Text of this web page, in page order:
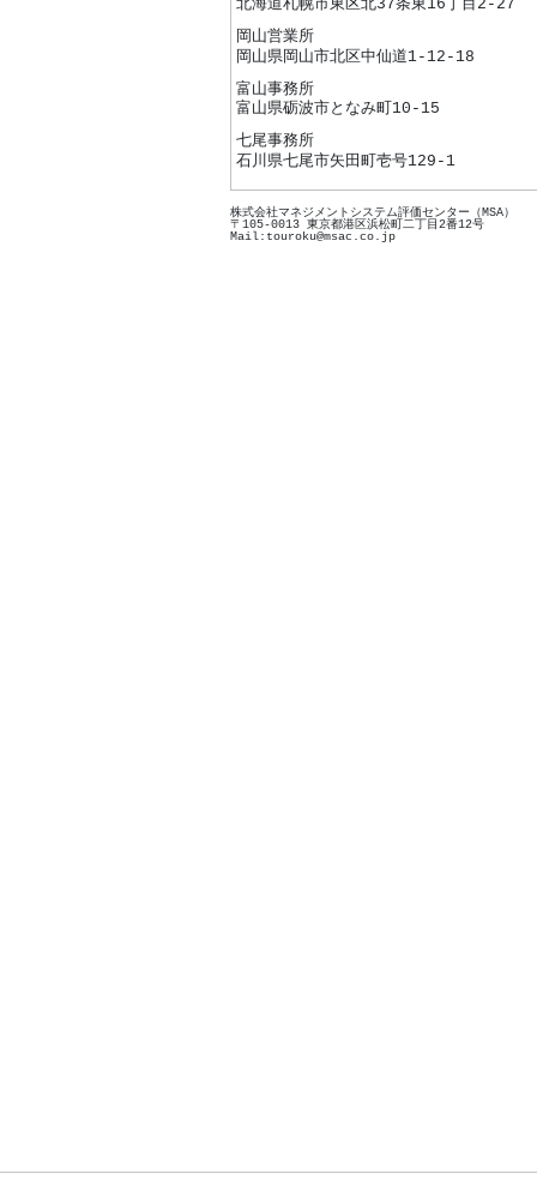
北海道札幌市東区北37条東16丁目2-27
岡山営業所
岡山県岡山市北区中仙道1-12-18
富山事務所
富山県砺波市となみ町10-15
七尾事務所
石川県七尾市矢田町壱号129-1
株式会社マネジメントシステム評価センター（MSA）
〒105-0013 東京都港区浜松町二丁目2番12号
Mail:touroku@msac.co.jp